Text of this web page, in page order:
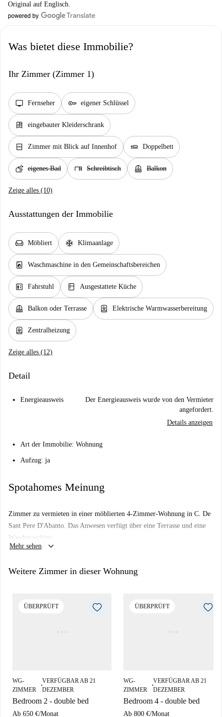
Original auf Englisch.
Was bietet diese Immobilie?
Ihr Zimmer (Zimmer 1)
tv Fernseher key eigener Schlüssel
dresser eingebauter Kleiderschrank
window_closed Zimmer mit Blick auf Innenhof airline_seat_flat Doppelbett
soap eigenes Bad desk Schreibtisch balcony Balkon
Zeige alles (10)
Ausstattungen der Immobilie
chair Möbliert ac_unit Klimaanlage
local_laundry_service Waschmaschine in den Gemeinschaftsbereichen
elevator Fahrstuhl kitchen Ausgestattete Küche
balcony Balkon oder Terrasse water_heater Elektrische Warmwasserbereitung
water_heater Zentralheizung
Zeige alles (12)
Detail
Energieausweis
Der Energieausweis wurde von den Vermieter
angefordert.
Details anzeigen
Art der Immobilie: Wohnung
Aufzug: ja
Spotahomes Meinung
Zimmer zu vermieten in einer möblierten 4-Zimmer-Wohnung in C. De
Sant Pere D'Abanto. Das Anwesen verfügt über eine Terrasse und eine
Waschmaschine.
Mehr sehen
keyboard_arrow_down
Weitere Zimmer in dieser Wohnung
ÜBERPRÜFT
WG-
ZIMMER
■
VERFÜGBAR AB 21
DEZEMBER
Bedroom 2 - double bed
Ab 650 €/Monat
ÜBERPRÜFT
WG-
ZIMMER
■
VERFÜGBAR AB 21
DEZEMBER
Bedroom 4 - double bed
Ab 800 €/Monat